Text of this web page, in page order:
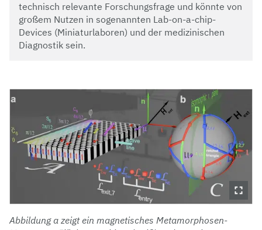
technisch relevante Forschungsfrage und könnte von
großem Nutzen in sogenannten Lab-on-a-chip-
Devices (Miniaturlaboren) und der medizinischen
Diagnostik sein.
Abbildung a zeigt ein magnetisches Metamorphosen-